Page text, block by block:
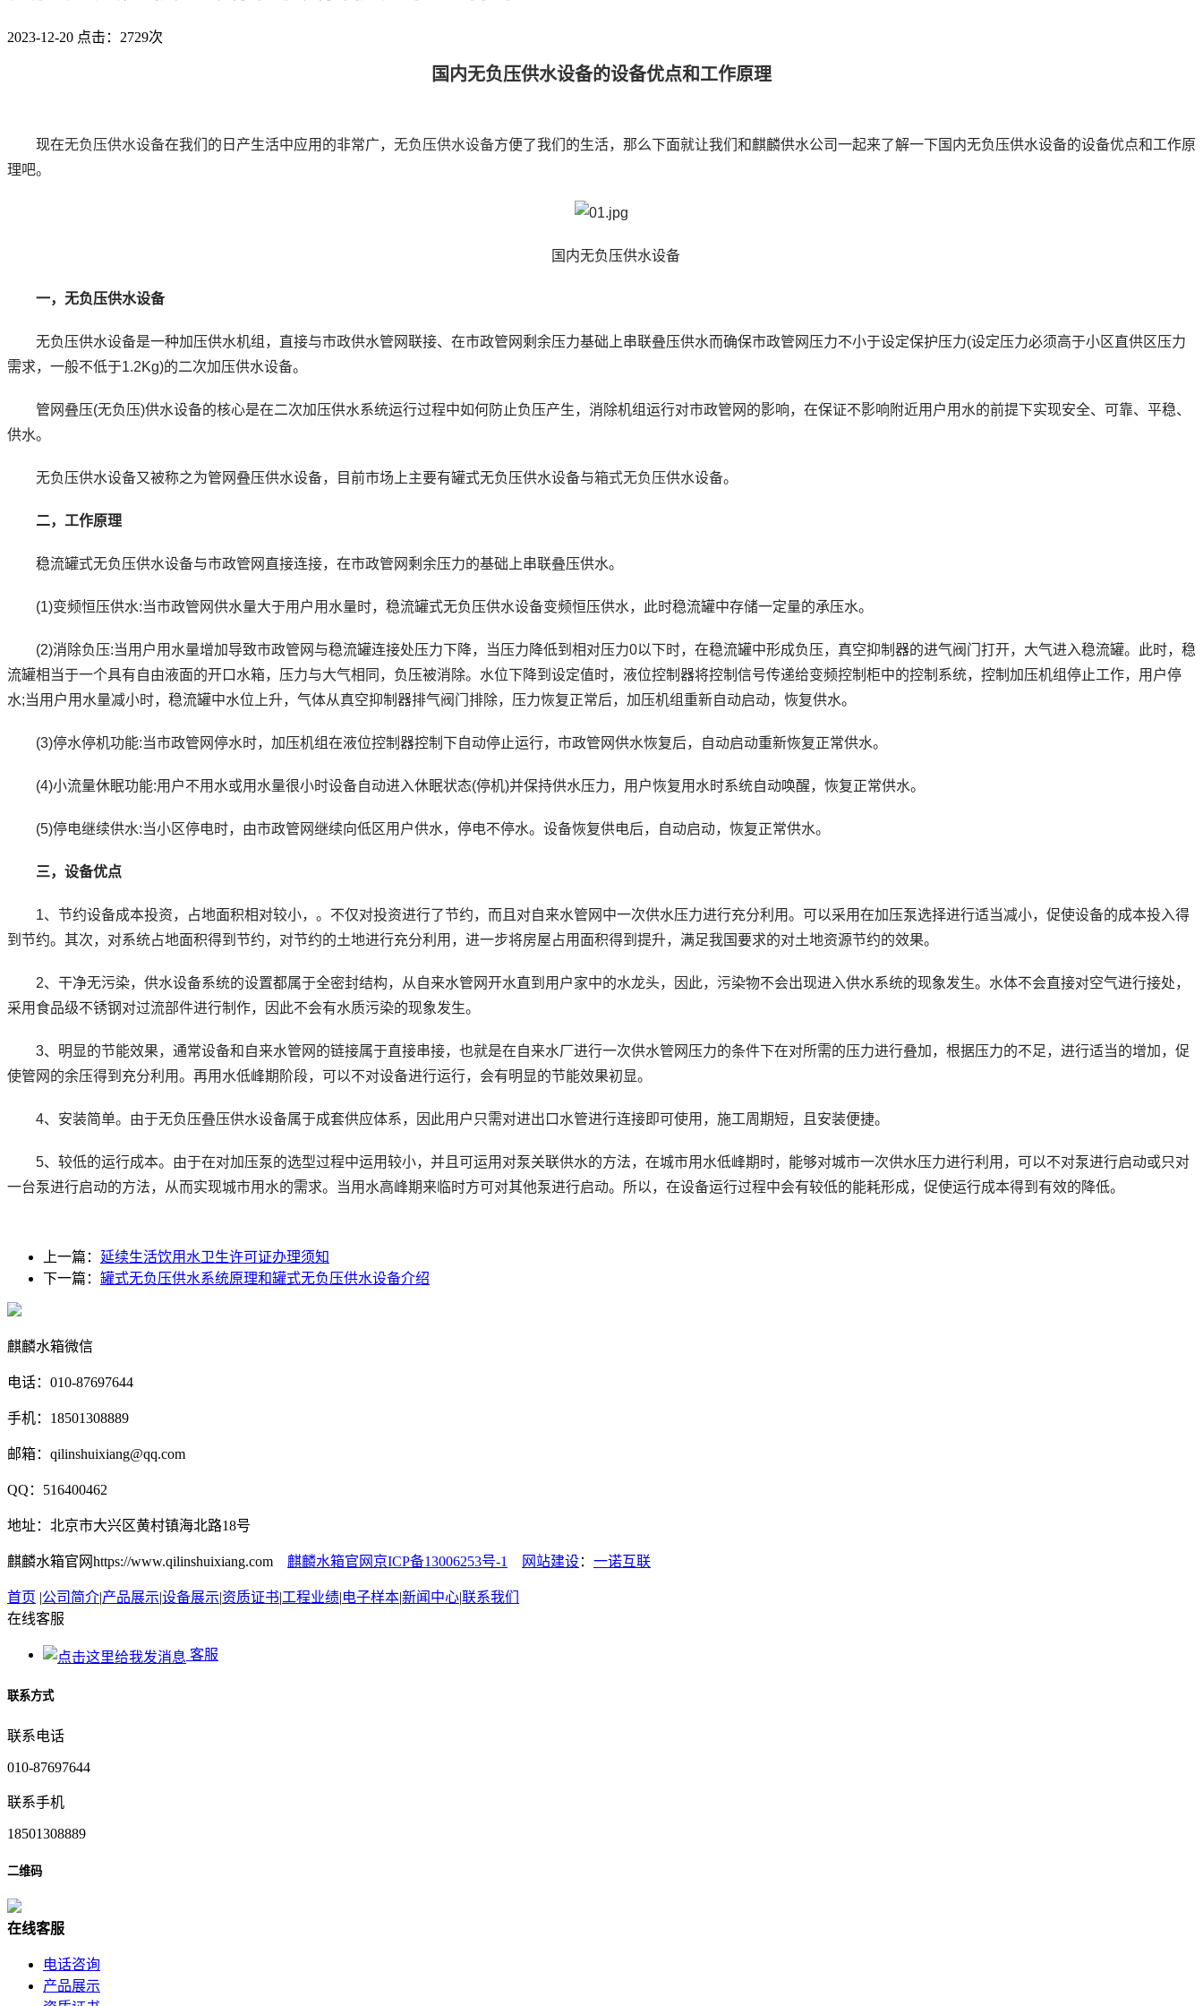
2023-12-20 点击：2729次
国内无负压供水设备的设备优点和工作原理
现在无负压供水设备在我们的日产生活中应用的非常广， 无负压供水设备方便了我们的生活，那么下面就让我们和麒麟供水公司一起来了解一下国内无负压供水设备的设备优点和工作原
理吧。
国内无负压供水设备
一，无负压供水设备
无负压供水设备是一种加压供水机组，直接与市政供水管网联接、在市政管网剩余压力基础上串联叠压供水而确保市政管网压力不小于设定保护压力(设定压力必须高于小区直供区压力
需求，一般不低于1.2Kg)的二次加压供水设备。
管网叠压(无负压)供水设备的核心是在二次加压供水系统运行过程中如何防止负压产生，消除机组运行对市政管网的影响，在保证不影响附近用户用水的前提下实现安全、可靠、平稳、
供水。
无负压供水设备又被称之为管网叠压供水设备，目前市场上主要有罐式无负压供水设备与箱式无负压供水设备。
二，工作原理
稳流罐式无负压供水设备与市政管网直接连接，在市政管网剩余压力的基础上串联叠压供水。
(1)变频恒压供水:当市政管网供水量大于用户用水量时，稳流罐式无负压供水设备变频恒压供水，此时稳流罐中存储一定量的承压水。
(2)消除负压:当用户用水量增加导致市政管网与稳流罐连接处压力下降，当压力降低到相对压力0以下时，在稳流罐中形成负压，真空抑制器的进气阀门打开，大气进入稳流罐。此时，稳
流罐相当于一个具有自由液面的开口水箱，压力与大气相同，负压被消除。水位下降到设定值时，液位控制器将控制信号传递给变频控制柜中的控制系统，控制加压机组停止工作，用户停
水;当用户用水量减小时，稳流罐中水位上升，气体从真空抑制器排气阀门排除，压力恢复正常后，加压机组重新自动启动，恢复供水。
(3)停水停机功能:当市政管网停水时，加压机组在液位控制器控制下自动停止运行，市政管网供水恢复后，自动启动重新恢复正常供水。
(4)小流量休眠功能:用户不用水或用水量很小时设备自动进入休眠状态(停机)并保持供水压力，用户恢复用水时系统自动唤醒，恢复正常供水。
(5)停电继续供水:当小区停电时，由市政管网继续向低区用户供水，停电不停水。设备恢复供电后，自动启动，恢复正常供水。
三，设备优点
1、节约设备成本投资，占地面积相对较小，。不仅对投资进行了节约，而且对自来水管网中一次供水压力进行充分利用。可以采用在加压泵选择进行适当减小，促使设备的成本投入得
到节约。其次，对系统占地面积得到节约，对节约的土地进行充分利用，进一步将房屋占用面积得到提升，满足我国要求的对土地资源节约的效果。
2、干净无污染，供水设备系统的设置都属于全密封结构，从自来水管网开水直到用户家中的水龙头，因此，污染物不会出现进入供水系统的现象发生。水体不会直接对空气进行接处，
采用食品级不锈钢对过流部件进行制作，因此不会有水质污染的现象发生。
3、明显的节能效果，通常设备和自来水管网的链接属于直接串接，也就是在自来水厂进行一次供水管网压力的条件下在对所需的压力进行叠加，根据压力的不足，进行适当的增加，促
使管网的余压得到充分利用。再用水低峰期阶段，可以不对设备进行运行，会有明显的节能效果初显。
4、安装简单。由于无负压叠压供水设备属于成套供应体系，因此用户只需对进出口水管进行连接即可使用，施工周期短，且安装便捷。
5、较低的运行成本。由于在对加压泵的选型过程中运用较小，并且可运用对泵关联供水的方法，在城市用水低峰期时，能够对城市一次供水压力进行利用，可以不对泵进行启动或只对
一台泵进行启动的方法，从而实现城市用水的需求。当用水高峰期来临时方可对其他泵进行启动。所以，在设备运行过程中会有较低的能耗形成，促使运行成本得到有效的降低。
上一篇： 延续生活饮用水卫生许可证办理须知
下一篇： 罐式无负压供水系统原理和罐式无负压供水设备介绍
麒麟水箱微信
电话：010-87697644
手机：18501308889
邮箱：qilinshuixiang@qq.com
QQ：516400462
地址：北京市大兴区黄村镇海北路18号
麒麟水箱官网https://www.qilinshuixiang.com 麒麟水箱官网京ICP备13006253号-1 网站建设： 一诺互联
首页 |公司简介|产品展示|设备展示|资质证书|工程业绩|电子样本|新闻中心|联系我们
在线客服
客服
联系方式
联系电话
010-87697644
联系手机
18501308889
二维码
在线客服
电话咨询
产品展示